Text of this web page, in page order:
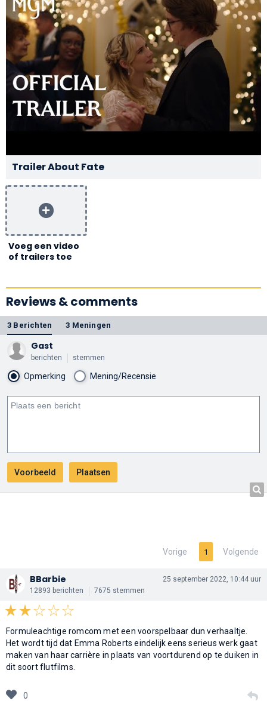
Trailer About Fate
Voeg een video
of trailers toe
Reviews & comments
3 Berichten 3 Meningen
Gast
berichten stemmen
Opmerking Mening/Recensie
Vorige 1 Volgende
BBarbie
12893 berichten 7675 stemmen
25 september 2022, 10:44 uur
Formuleachtige romcom met een voorspelbaar dun verhaaltje.
Het wordt tijd dat Emma Roberts eindelijk eens serieus werk gaat
maken van haar carrière in plaats van voortdurend op te duiken in
dit soort flutfilms.
0